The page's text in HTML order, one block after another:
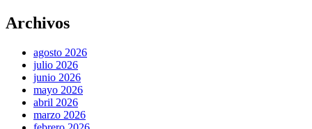
Archivos
agosto 2026
julio 2026
junio 2026
mayo 2026
abril 2026
marzo 2026